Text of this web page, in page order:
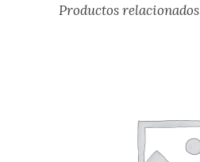
Productos relacionados